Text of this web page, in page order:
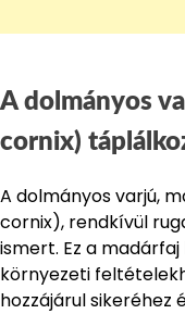
A dolmányos
cornix)
A dolmányos varjú,
cornix), rendkívül
ismert. Ez a
környezeti
hozzájárul sikeréhez